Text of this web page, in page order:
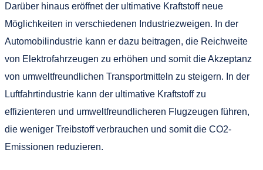
Darüber hinaus eröffnet der ultimative Kraftstoff neue
Möglichkeiten in verschiedenen Industriezweigen. In der
Automobilindustrie kann er dazu beitragen, die Reichweite
von Elektrofahrzeugen zu erhöhen und somit die Akzeptanz
von umweltfreundlichen Transportmitteln zu steigern. In der
Luftfahrtindustrie kann der ultimative Kraftstoff zu
effizienteren und umweltfreundlicheren Flugzeugen führen,
die weniger Treibstoff verbrauchen und somit die CO2-
Emissionen reduzieren.